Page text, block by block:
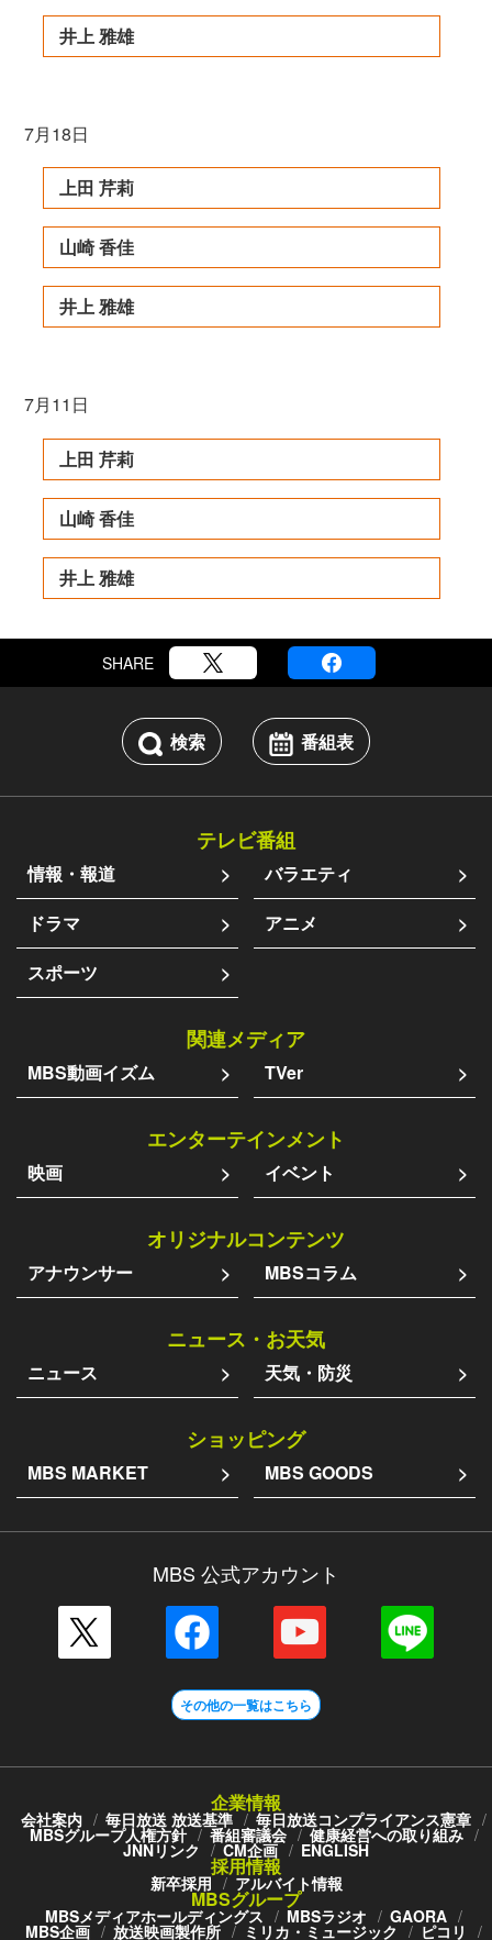
井上 雅雄
7月18日
上田 芹莉
山崎 香佳
井上 雅雄
7月11日
上田 芹莉
山崎 香佳
井上 雅雄
SHARE
検索 番組表
テレビ番組
情報・報道
バラエティ
ドラマ
アニメ
スポーツ
関連メディア
MBS動画イズム TVer
エンターテインメント
映画 イベント
オリジナルコンテンツ
アナウンサー MBSコラム
ニュース・お天気
ニュース 天気・防災
ショッピング
MBS MARKET MBS GOODS
MBS 公式アカウント
その他の一覧はこちら
企業情報
会社案内 毎日放送 放送基準 毎日放送コンプライアンス憲章
MBSグループ人権方針 番組審議会 健康経営への取り組み
JNNリンク CM企画 ENGLISH
採用情報
新卒採用 アルバイト情報
MBSグループ
MBSメディアホールディングス MBSラジオ GAORA
MBS企画 放送映画製作所 ミリカ・ミュージック ピコリ